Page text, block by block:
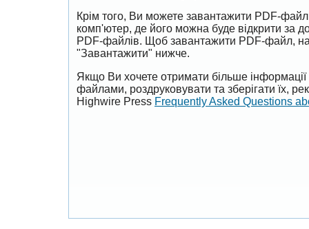
Крім того, Ви можете завантажити PDF-
комп'ютер, де його можна буде відкрити за
PDF-файлів. Щоб завантажити PDF-файл,
"Завантажити" нижче.
Якщо Ви хочете отримати більше
файлами, роздруковувати та зберігати їх,
Highwire Press Frequently Asked Questions